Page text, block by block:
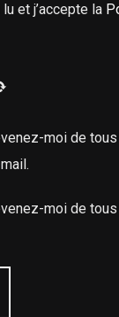
lu et j’accepte la
moi de
moi de